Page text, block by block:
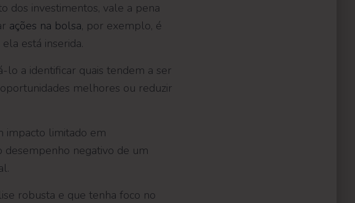
dos investimentos, vale a pena
ações na bolsa, por exemplo, é
está inserida.
lo a identificar quais tendem a ser
melhores ou reduzir
impacto limitado em
desempenho negativo de um
robusta e que tenha foco no